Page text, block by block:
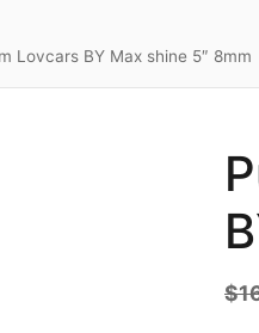
Lovcars BY Max shine 5″ 8mm
$